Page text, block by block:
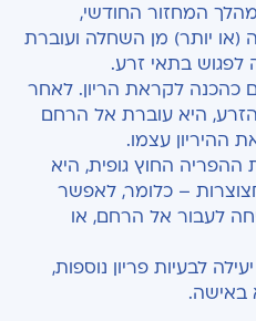
המחזור החודשי,
יותר) מן השחלה ועוברת
בתאי זרע.
כהכנה לקראת הריון. לאחר
היא עוברת אל הרחם
עצמו.
החוץ גופית, היא
– כלומר, לאפשר
לעבור אל הרחם, או
לבעיות פריון נוספות,
באישה.